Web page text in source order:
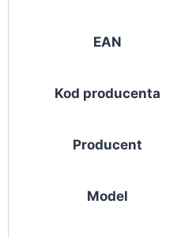
EAN
Kod producenta
Producent
Model